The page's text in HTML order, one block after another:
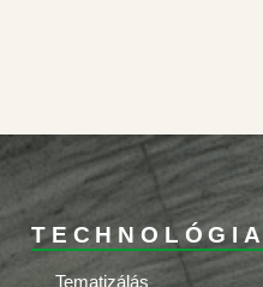
TECHNOLÓGIA
Tematizálás